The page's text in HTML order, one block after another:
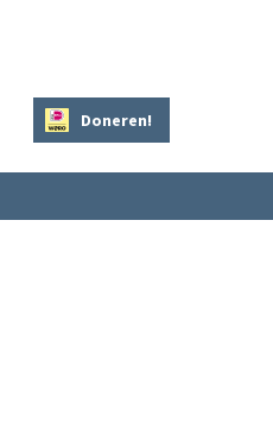
Doneren!